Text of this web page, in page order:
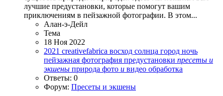
лучшие предустановки, которые помогут вашим
приключениям в пейзажной фотографии. В этом...
Алан-э-Дейл
Тема
18 Ноя 2022
2021 creativefabrica восход солнца город ночь
пейзажная фотография предустановки пресеты и
экшены природа фото и видео обработка
Ответы: 0
Форум: Пресеты и экшены